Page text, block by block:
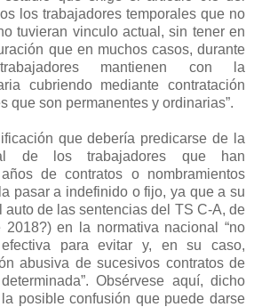
los trabajadores temporales que no
tuvieran vinculo actual, sin tener en
que en muchos casos, durante
mantienen con la
cubriendo mediante contratación
que son permanentes y ordinarias”.
que debería predicarse de la
de los trabajadores que han
de contratos o nombramientos
pasar a indefinido o fijo, ya que a su
auto de las sentencias del TS C-A, de
en la normativa nacional “no
para evitar y, en su caso,
abusiva de sucesivos contratos de
Obsérvese aquí, dicho
posible confusión que puede darse